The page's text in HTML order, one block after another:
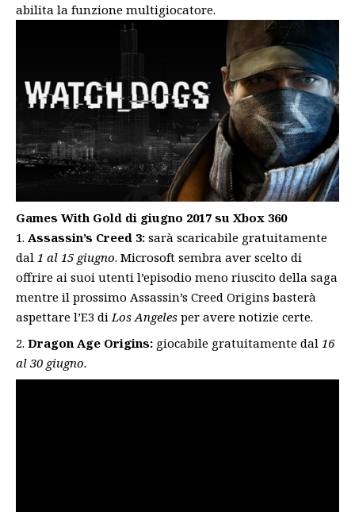
abilita la funzione multigiocatore.
Games With Gold di giugno 2017 su Xbox 360
Assassin’s Creed 3: sarà scaricabile gratuitamente
dal 1 al 15 giugno. Microsoft sembra aver scelto di
offrire ai suoi utenti l’episodio meno riuscito della saga
mentre il prossimo Assassin’s Creed Origins basterà
aspettare l’E3 diLos Angeles per avere notizie certe.
Dragon Age Origins: giocabile gratuitamente dal 16
al 30 giugno.